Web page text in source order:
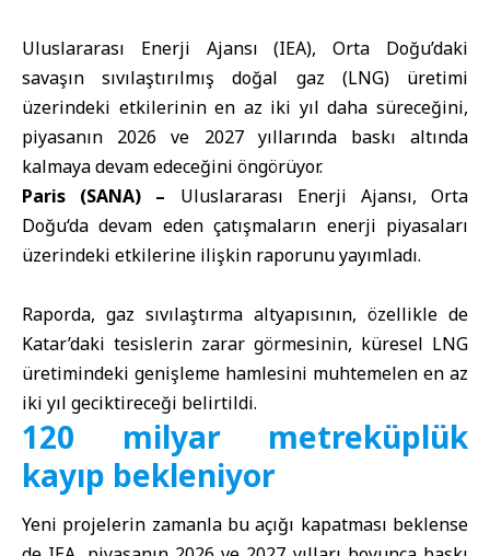
Uluslararası Enerji Ajansı (IEA), Orta Doğu’daki
savaşın sıvılaştırılmış doğal gaz (LNG) üretimi
üzerindeki etkilerinin en az iki yıl daha süreceğini,
piyasanın 2026 ve 2027 yıllarında baskı altında
kalmaya devam edeceğini öngörüyor.
Paris (SANA) –
Uluslararası Enerji Ajansı,Orta
Doğu‘da devam eden çatışmaların enerji piyasaları
üzerindeki etkilerine ilişkin raporunu yayımladı.
Raporda, gaz sıvılaştırma altyapısının, özellikle de
Katar’daki tesislerin zarar görmesinin, küresel LNG
üretimindeki genişleme hamlesini muhtemelen en az
iki yıl geciktireceği belirtildi.
120 milyar metreküplük
kayıp bekleniyor
Yeni projelerin zamanla bu açığı kapatması beklense